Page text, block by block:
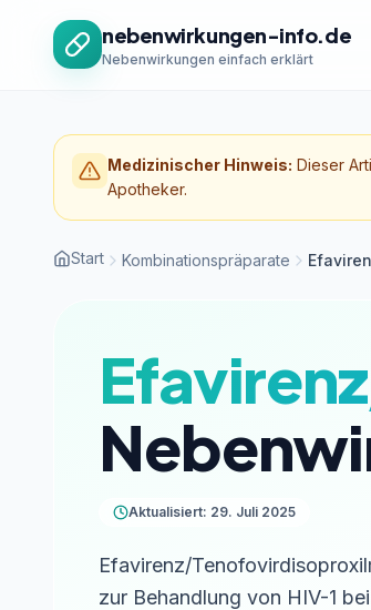
nebenwirkungen-info.de
Nebenwirkungen einfach erklärt
Medizinischer Hinweis: Dieser
Apotheker.
Start Kombinationspräparate
Aktualisiert: 29. Juli 2025
Efavirenz/
zur Behandlung von HIV-1